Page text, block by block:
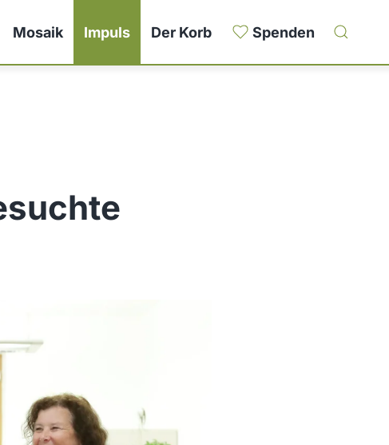
Mosaik Impuls Der Korb Spenden